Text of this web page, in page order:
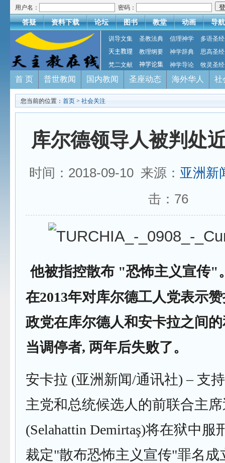
用户名： 密码：
答疑 资料下载 论坛 图书 教堂 动画 导航
训导文集 圣教法典 信理神学
多语圣经
天主教理
教理纲要 神学辞典
思高圣经
梵二文献
神学论集 神学导论 牧灵圣经
首 页 普世教闻 国内教闻 圣座动态 海外华人 社
您当前的位置： 首页 > 社会关注
库尔德领导人被判处
时间：2018-09-10 来源： 亚洲新
击： 76
他被指控散布 "恐怖主义宣传"
在2013年对库尔德工人党表示
政党在库尔德人和安卡拉之间
当调停者, 两年后失败了。
安卡拉 (亚洲新闻/通讯社) – 支
主党和总统候选人的前联合主
(Selahattin Demirtaş)将在狱中服
裁定"散布恐怖主义宣传"罪名成